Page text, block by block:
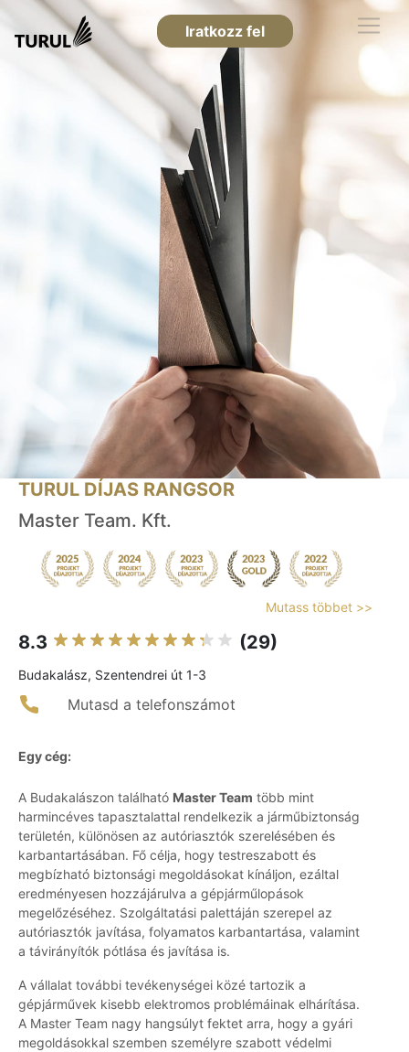
Iratkozz fel
TURUL DÍJAS RANGSOR
Master Team. Kft.
Mutass többet >>
8.3 (29)
Budakalász, Szentendrei út 1-3
Mutasd a telefonszámot
Egy cég:
A Budakalászon található Master Team több mint
harmincéves tapasztalattal rendelkezik a járműbiztonság
területén, különösen az autóriasztók szerelésében és
karbantartásában. Fő célja, hogy testreszabott és
megbízható biztonsági megoldásokat kínáljon, ezáltal
eredményesen hozzájárulva a gépjárműlopások
megelőzéséhez. Szolgáltatási palettáján szerepel az
autóriasztók javítása, folyamatos karbantartása, valamint
a távirányítók pótlása és javítása is.
A vállalat további tevékenységei közé tartozik a
gépjárművek kisebb elektromos problémáinak elhárítása.
A Master Team nagy hangsúlyt fektet arra, hogy a gyári
megoldásokkal szemben személyre szabott védelmi